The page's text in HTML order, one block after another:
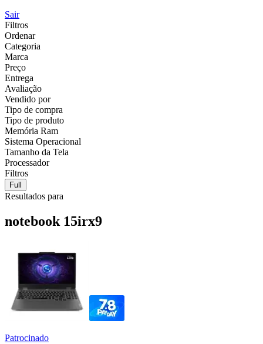
Sair
Filtros
Ordenar
Categoria
Marca
Preço
Entrega
Avaliação
Vendido por
Tipo de compra
Tipo de produto
Memória Ram
Sistema Operacional
Tamanho da Tela
Processador
Filtros
Full
Resultados para
notebook 15irx9
Patrocinado